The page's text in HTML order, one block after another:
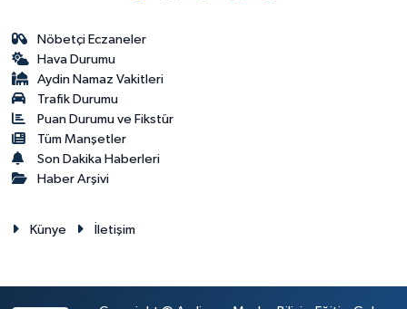
Nöbetçi Eczaneler
Hava Durumu
Aydin Namaz Vakitleri
Trafik Durumu
Puan Durumu ve Fikstür
Tüm Manşetler
Son Dakika Haberleri
Haber Arşivi
Künye İletişim